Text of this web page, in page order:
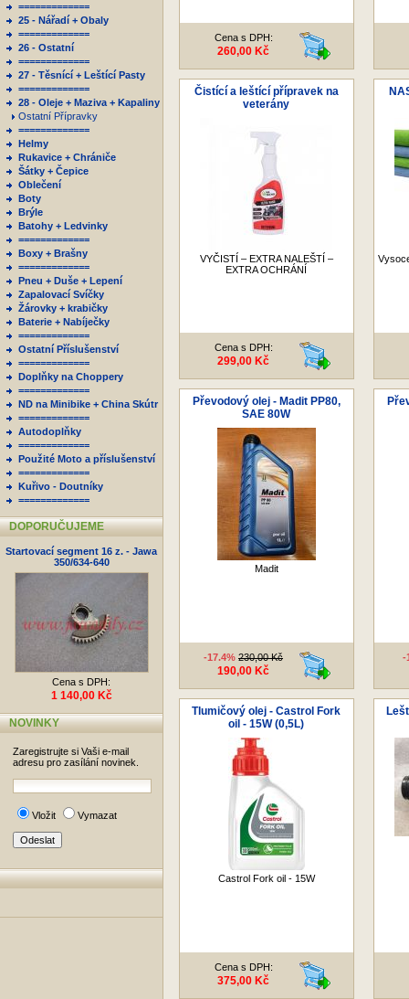
=============
25 - Nářadí + Obaly
=============
26 - Ostatní
=============
27 - Těsnící + Leštící Pasty
=============
28 - Oleje + Maziva + Kapaliny
Ostatní Přípravky
=============
Helmy
Rukavice + Chrániče
Šátky + Čepice
Oblečení
Boty
Brýle
Batohy + Ledvinky
=============
Boxy + Brašny
=============
Pneu + Duše + Lepení
Zapalovací Svíčky
Žárovky + krabičky
Baterie + Nabíječky
=============
Ostatní Příslušenství
=============
Doplňky na Choppery
=============
ND na Minibike + China Skútr
=============
Autodoplňky
=============
Použité Moto a příslušenství
=============
Kuřivo - Doutníky
=============
DOPORUČUJEME
Startovací segment 16 z. - Jawa
350/634-640
Cena s DPH:
1 140,00 Kč
NOVINKY
Zaregistrujte si Vaši e-mail
adresu pro zasílání novinek.
Vložit Vymazat
Cena s DPH:
260,00 Kč
Čistící a leštící přípravek na
veterány
VYČISTÍ – EXTRA NALEŠTÍ –
EXTRA OCHRÁNÍ
Cena s DPH:
299,00 Kč
Převodový olej - Madit PP80,
SAE 80W
Madit
-17.4% 230,00 Kč
190,00 Kč
-
Tlumičový olej - Castrol Fork
oil - 15W (0,5L)
Castrol Fork oil - 15W
Cena s DPH:
375,00 Kč